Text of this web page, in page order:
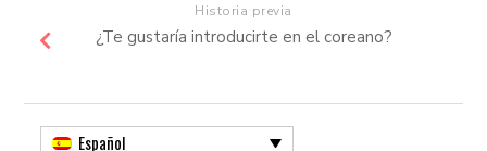
Historia previa
¿Te gustaría introducirte en el coreano?
Español